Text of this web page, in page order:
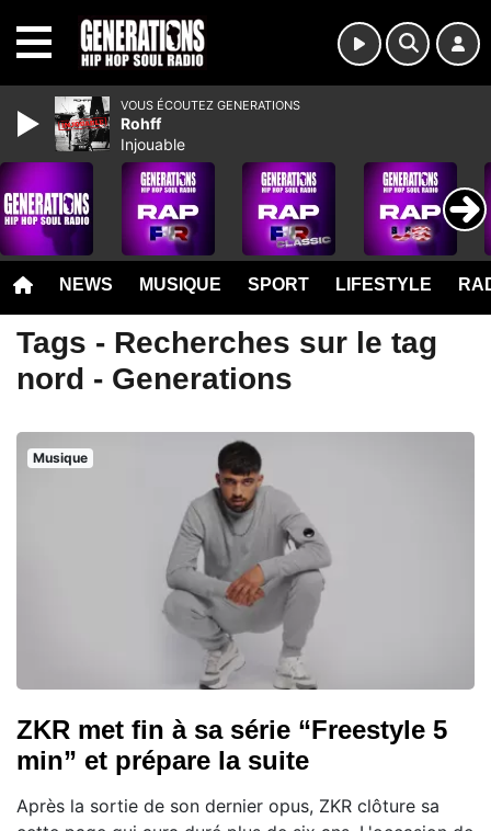
NEWS MUSIQUE SPORT LIFESTYLE
Tags - Recherches sur le tag
nord - Generations
Musique
ZKR met fin à sa série “Freestyle 5
min” et prépare la suite
Après la sortie de son dernier opus, ZKR clôture sa
VOUS ÉCOUTEZ GENERATIONS
Rohff
Injouable